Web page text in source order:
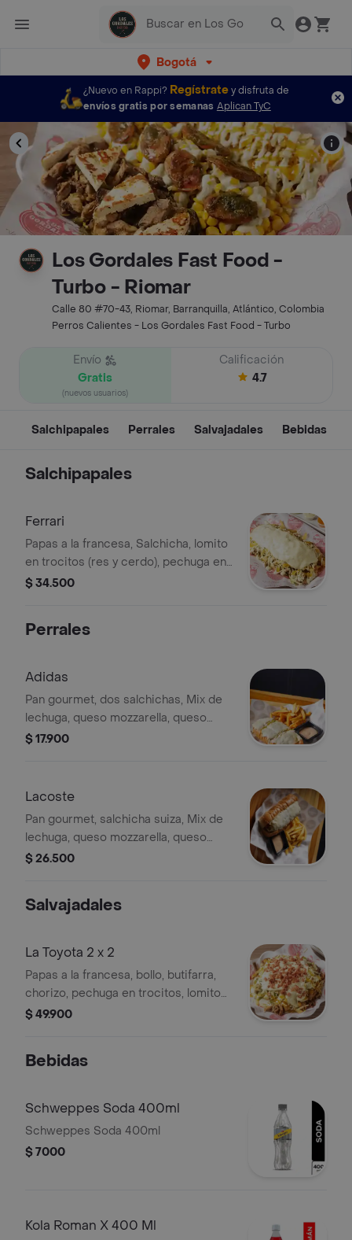
Bogotá
¿Nuevo en Rappi? Regístratey disfruta de
envíos gratis por semanas Aplican TyC
Los Gordales Fast Food -
Turbo - Riomar
Calle 80 #70-43, Riomar, Barranquilla, Atlántico, Colombia
Perros Calientes - Los Gordales Fast Food - Turbo
Envío
Gratis
(nuevos usuarios)
Calificación
4.7
Salchipapales Perrales Salvajadales Bebidas
Salchipapales
Ferrari
Papas a la francesa, Salchicha, lomito
en trocitos (res y cerdo), pechuga en
trocitos, chorizo, butifarra, mix de
artesanal y salsa Gordales
$ 34.500
Perrales
Adidas
Pan gourmet, dos salchichas, Mix de
lechuga, queso mozzarella, queso
costeño, papa chongo, salsa piña
acompañados de porción de papas a
$ 17.900
Lacoste
Pan gourmet, salchicha suiza, Mix de
lechuga, queso mozzarella, queso
costeño, papa chongo, salsa piña
acompañados de porción de papas a
$ 26.500
Salvajadales
La Toyota 2 x 2
Papas a la francesa, bollo, butifarra,
chorizo, pechuga en trocitos, lomito
en trocitos (res y cerdo) y tocineta.
salsa de piña artesanal y salsa
$ 49.900
Bebidas
Schweppes Soda 400ml
Schweppes Soda 400ml
$ 7000
Kola Roman X 400 Ml